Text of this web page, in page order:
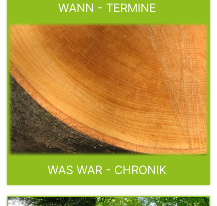
WANN - TERMINE
WAS WAR - CHRONIK